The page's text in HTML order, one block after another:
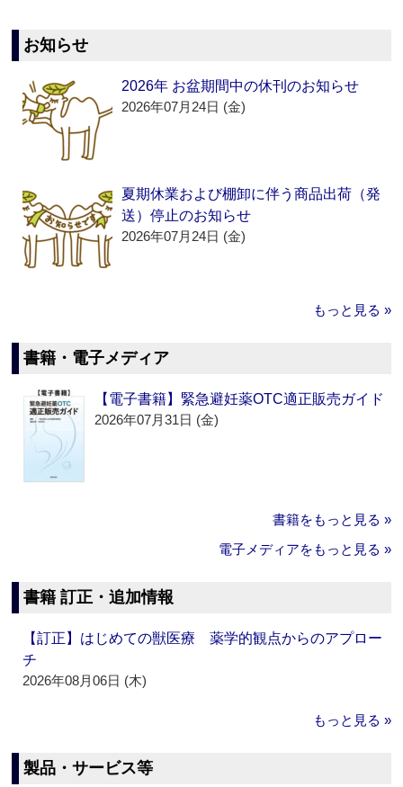
お知らせ
2026年 お盆期間中の休刊のお知らせ
2026年07月24日 (金)
夏期休業および棚卸に伴う商品出荷（発
送）停止のお知らせ
2026年07月24日 (金)
もっと見る »
書籍・電子メディア
【電子書籍】緊急避妊薬OTC適正販売ガイド
2026年07月31日 (金)
書籍をもっと見る »
電子メディアをもっと見る »
書籍 訂正・追加情報
【訂正】はじめての獣医療 薬学的観点からのアプロー
チ
2026年08月06日 (木)
もっと見る »
製品・サービス等